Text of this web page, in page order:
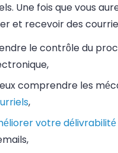
. Une fois que vous
et recevoir des
le contrôle du
,
comprendre les
,
votre délivrabilité
,